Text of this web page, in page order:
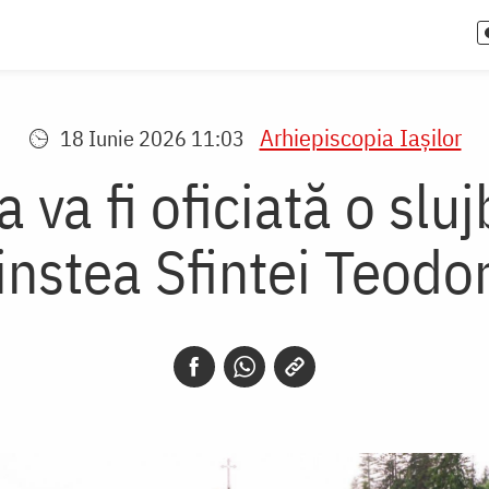
18 Iunie 2026 11:03 Arhiepiscopia Iaşilor
va fi oficiată o
Sfintei